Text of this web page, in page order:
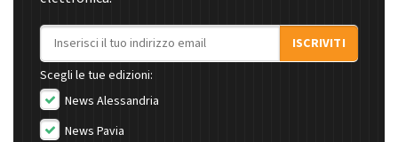
Indirizzo email
ISCRIVITI
Scegli le tue edizioni:
News Alessandria
News Pavia